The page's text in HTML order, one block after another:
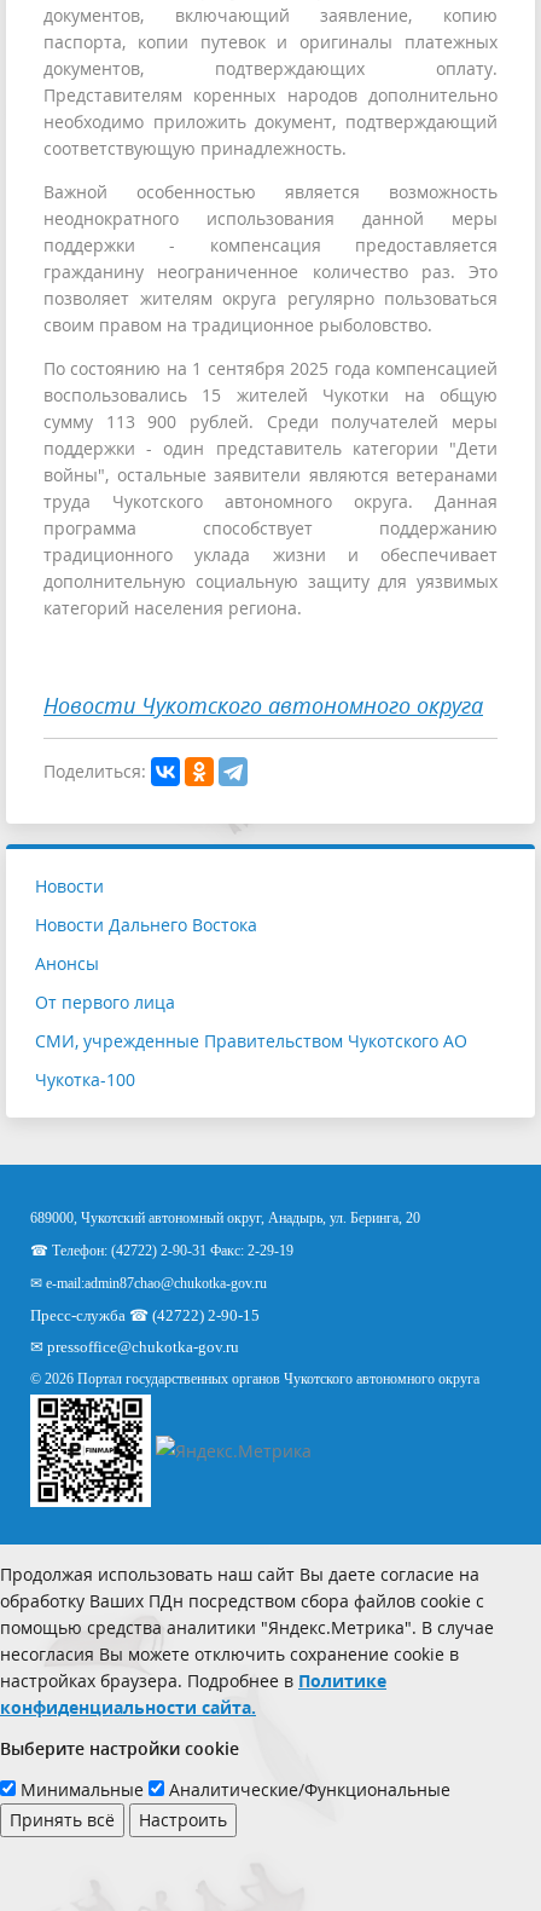
документов, включающий заявление, копию
паспорта, копии путевок и оригиналы платежных
документов, подтверждающих оплату.
Представителям коренных народов дополнительно
необходимо приложить документ, подтверждающий
соответствующую принадлежность.
Важной особенностью является возможность
неоднократного использования данной меры
поддержки - компенсация предоставляется
гражданину неограниченное количество раз. Это
позволяет жителям округа регулярно пользоваться
своим правом на традиционное рыболовство.
По состоянию на 1 сентября 2025 года компенсацией
воспользовались 15 жителей Чукотки на общую
сумму 113 900 рублей. Среди получателей меры
поддержки - один представитель категории "Дети
войны", остальные заявители являются ветеранами
труда Чукотского автономного округа. Данная
программа способствует поддержанию
традиционного уклада жизни и обеспечивает
дополнительную социальную защиту для уязвимых
категорий населения региона.
Новости Чукотского автономного округа
Поделиться:
Новости
Новости Дальнего Востока
Анонсы
От первого лица
СМИ, учрежденные Правительством Чукотского АО
Чукотка-100
689000, Чукотский автономный округ, Анадырь, ул. Беринга, 20
☎ Телефон: (42722) 2-90-31 Факс: 2-29-19
✉ e-mail:admin87chao@chukotka-gov.ru
Пресс-служба ☎ (42722) 2-90-15
✉ pressoffice@chukotka-gov.ru
© 2026 Портал государственных органов Чукотского автономного округа
Продолжая использовать наш сайт Вы даете согласие на
обработку Ваших ПДн посредством сбора файлов cookie с
помощью средства аналитики "Яндекс.Метрика". В случае
несогласия Вы можете отключить сохранение cookie в
настройках браузера. Подробнее в Политике
конфиденциальности сайта.
Выберите настройки cookie
Минимальные
Аналитические/Функциональные
Принять всё
Настроить